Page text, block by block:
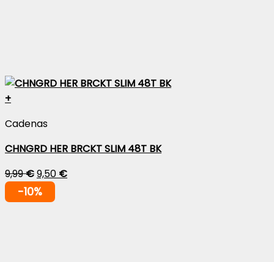
+
Cadenas
CHNGRD HER BRCKT SLIM 48T BK
9,99€9,50 €
-10%